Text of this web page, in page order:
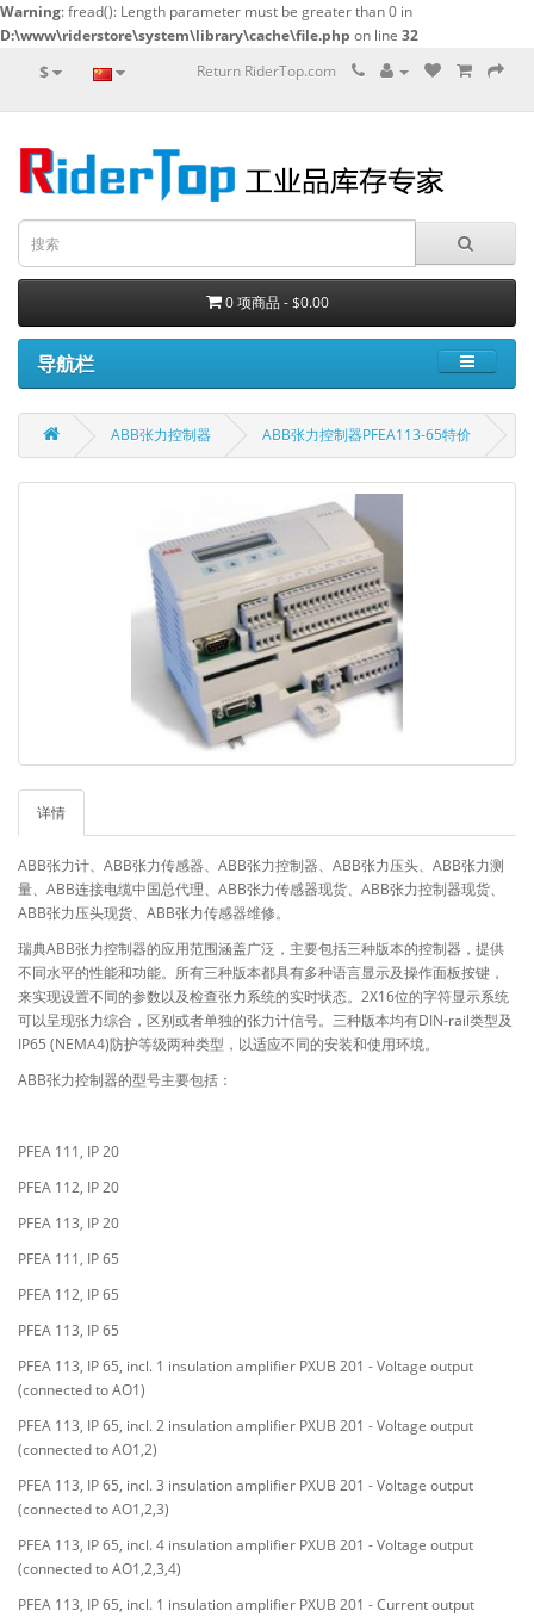
Warning: fread(): Length parameter must be greater than 0 in
D:\www\riderstore\system\library\cache\file.php on line 32
$ Return RiderTop.com
0 项商品 - $0.00
导航栏
ABB张力控制器 ABB张力控制器PFEA113-65特价
详情
ABB张力计、ABB张力传感器、ABB张力控制器、ABB张力压头、ABB张力测
量、ABB连接电缆中国总代理、ABB张力传感器现货、ABB张力控制器现货、
ABB张力压头现货、ABB张力传感器维修。
瑞典ABB张力控制器的应用范围涵盖广泛，主要包括三种版本的控制器，提供
不同水平的性能和功能。所有三种版本都具有多种语言显示及操作面板按键，
来实现设置不同的参数以及检查张力系统的实时状态。2X16位的字符显示系统
可以呈现张力综合，区别或者单独的张力计信号。三种版本均有DIN-rail类型及
IP65 (NEMA4)防护等级两种类型，以适应不同的安装和使用环境。
ABB张力控制器的型号主要包括：
PFEA 111, IP 20
PFEA 112, IP 20
PFEA 113, IP 20
PFEA 111, IP 65
PFEA 112, IP 65
PFEA 113, IP 65
PFEA 113, IP 65, incl. 1 insulation amplifier PXUB 201 - Voltage output
(connected to AO1)
PFEA 113, IP 65, incl. 2 insulation amplifier PXUB 201 - Voltage output
(connected to AO1,2)
PFEA 113, IP 65, incl. 3 insulation amplifier PXUB 201 - Voltage output
(connected to AO1,2,3)
PFEA 113, IP 65, incl. 4 insulation amplifier PXUB 201 - Voltage output
(connected to AO1,2,3,4)
PFEA 113, IP 65, incl. 1 insulation amplifier PXUB 201 - Current output